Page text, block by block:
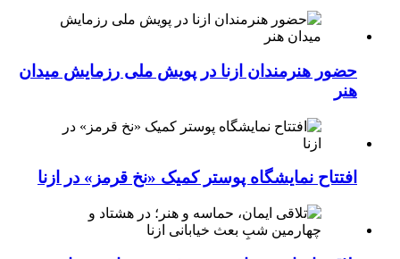
حضور هنرمندان ازنا در پویش ملی رزمایش میدان
هنر
افتتاح نمایشگاه پوستر کمیک «نخ قرمز» در ازنا